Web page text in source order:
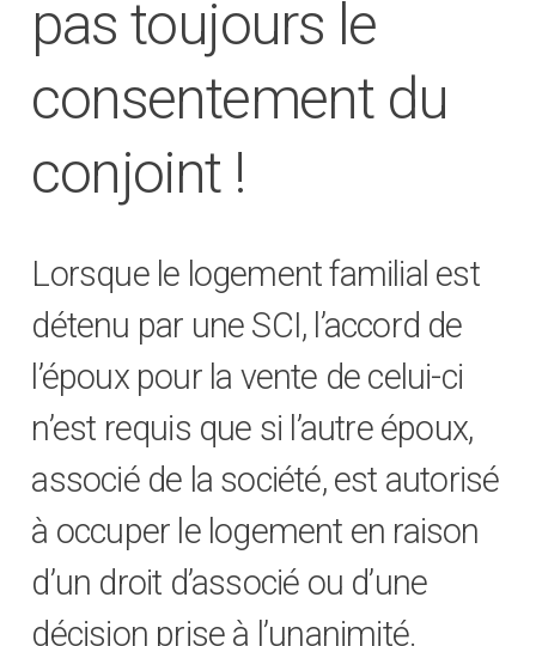
pas toujours le
consentement du
conjoint !
Lorsque le logement familial est
détenu par une SCI, l’accord de
l’époux pour la vente de celui-ci
n’est requis que si l’autre époux,
associé de la société, est autorisé
à occuper le logement en raison
d’un droit d’associé ou d’une
décision prise à l’unanimité.